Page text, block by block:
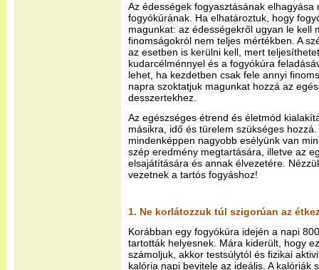
Az édességek fogyasztásának elhagyása
fogyókúrának. Ha elhatároztuk, hogy
magunkat: az édességekről ugyan le kell
finomságokról nem teljes mértékben. A
az esetben is kerülni kell, mert
kudarcélménnyel és a fogyókúra
lehet, ha kezdetben csak fele annyi
napra szoktatjuk magunkat hozzá az
desszertekhez.
Az egészséges étrend és életmód
másikra, idő és türelem szükséges
mindenképpen nagyobb esélyünk van
szép eredmény megtartására, illetve az
elsajátítására és annak élvezetére.
vezetnek a tartós fogyáshoz!
1. Ne korlátozzuk túl szigorúan az
Korábban egy fogyókúra idején a napi
tartották helyesnek. Mára kiderült, hogy
számoljuk, akkor testsúlytól és fizikai
kalória napi bevitele az ideális. A kalóriák